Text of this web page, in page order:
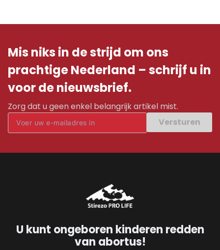
Mis niks in de strijd om ons
prachtige Nederland – schrijf u in
voor de nieuwsbrief.
Zorg dat u geen enkel belangrijk artikel mist.
Versturen
U kunt ongeboren kinderen redden
van abortus!